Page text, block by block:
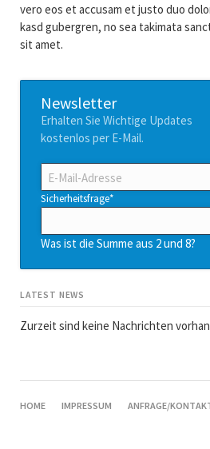
vero eos et accusam et justo duo
kasd gubergren, no sea takimata
sit amet.
Newsletter
Erhalten Sie Wichtige Updates
kostenlos per E-Mail.
E-
Mail-
Adresse
Pflichtfeld
Sicherheitsfrage*
Was ist die Summe aus 2 und 8?
LATEST NEWS
Zurzeit sind keine Nachrichten
NAVIGATION
HOME IMPRESSUM ANFRAGE/